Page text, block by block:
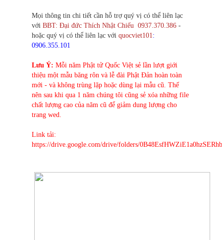
Mọi thông tin chi tiết cần hỗ trợ quý vị có thể liên lạc
với BBT: Đại đức Thích Nhật Chiếu 0937.370.386 -
hoặc quý vị có thể liên lạc với quocviet101:
0906.355.101
Lưu Ý: Mỗi năm Phật tử Quốc Việt sẻ lần lượt giới
thiệu một mẫu băng rôn và lễ đài Phật Đản hoàn toàn
mới - và không trùng lặp hoặc dùng lại mẫu cũ. Thế
nên sau khi qua 1 năm chúng tôi cũng sẻ xóa những file
chất lượng cao của năm cũ để giảm dung lượng cho
trang wed.
Link tải:
https://drive.google.com/drive/folders/